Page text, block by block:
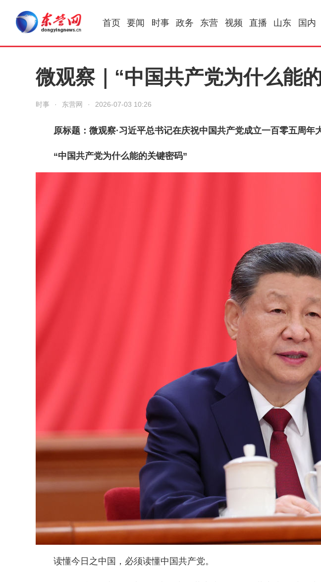
首页 要闻 时事 政务 东营 视频 直播 山东 国内
微观察｜“中国共产党为什么能
时事 · 东营网 · 2026-07-03 10:26
原标题：微观察·习近平总书记在庆祝中国共产党成立一百零五周年
“中国共产党为什么能的关键密码”
读懂今日之中国，必须读懂中国共产党。